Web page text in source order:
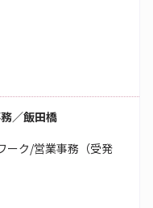
／飯田橋
ーク/営業事務（受発